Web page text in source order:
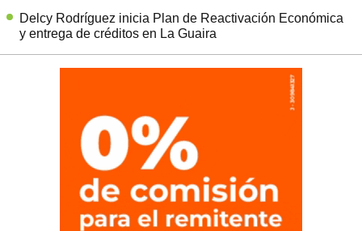
Delcy Rodríguez inicia Plan de Reactivación Económica
y entrega de créditos en La Guaira